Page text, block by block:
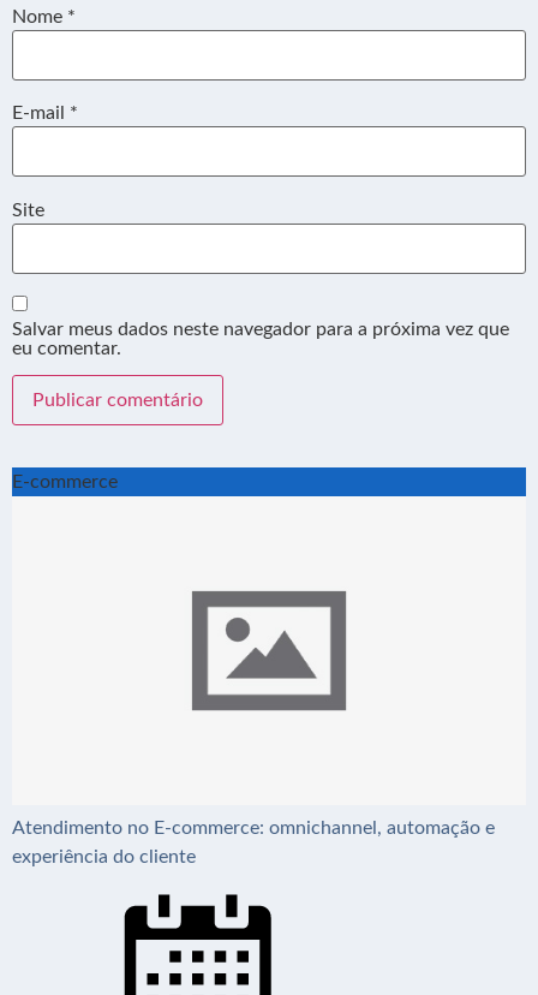
Nome *
E-mail *
Site
Salvar meus dados neste navegador para a próxima vez que
eu comentar.
E-commerce
Atendimento no E-commerce: omnichannel, automação e
experiência do cliente